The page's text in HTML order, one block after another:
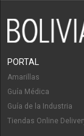
PORTAL
Amarillas
Guía Médica
Guía de la Industria
Tiendas Online